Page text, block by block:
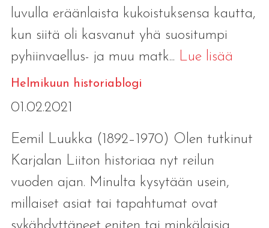
luvulla eräänlaista kukoistuksensa kautta,
kun siitä oli kasvanut yhä suositumpi
pyhiinvaellus- ja muu matk... Lue lisää
Helmikuun historiablogi
01.02.2021
Eemil Luukka (1892–1970) Olen tutkinut
Karjalan Liiton historiaa nyt reilun
vuoden ajan. Minulta kysytään usein,
millaiset asiat tai tapahtumat ovat